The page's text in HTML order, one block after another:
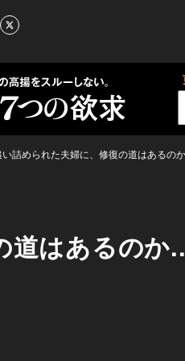
ル情報
詰められた夫婦に、修復の道はあるの
はあるのか